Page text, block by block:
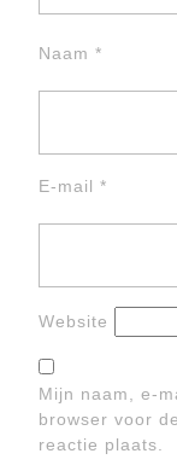
Naam *
E-mail *
Website
Mijn naam, e-
browser voor
reactie plaats.